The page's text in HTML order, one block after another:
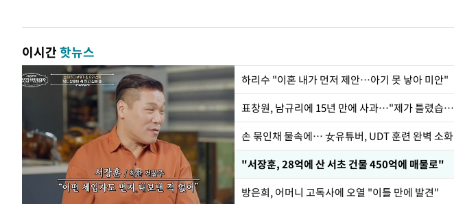
이시간핫뉴스
하리수 "이혼 내가 먼저 제안…아기 못 낳아 미안"
표창원, 남규리에 15년 만에 사과…"제가 틀렸습니다"
손 묶인채 물속에… 女유튜버, UDT 훈련 완벽 소화
"서장훈, 28억에 산 서초 건물 450억에 매물로"
방은희, 어머니 고독사에 오열 "이틀 만에 발견"